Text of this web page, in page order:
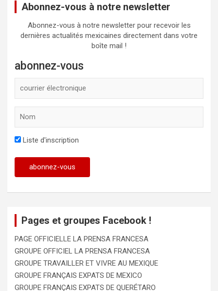
Abonnez-vous à notre newsletter
Abonnez-vous à notre newsletter pour recevoir les
dernières actualités mexicaines directement dans votre
boîte mail !
abonnez-vous
Liste d'inscription
Pages et groupes Facebook !
PAGE OFFICIELLE LA PRENSA FRANCESA
GROUPE OFFICIEL LA PRENSA FRANCESA
GROUPE TRAVAILLER ET VIVRE AU MEXIQUE
GROUPE FRANÇAIS EXPATS DE MEXICO
GROUPE FRANÇAIS EXPATS DE QUERÉTARO